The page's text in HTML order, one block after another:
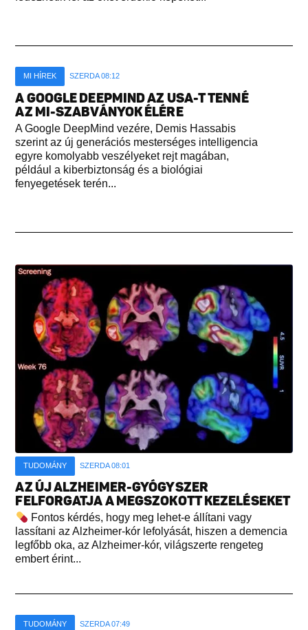
MI HÍREK SZERDA 08:12
A GOOGLE DEEPMIND AZ USA-T TENNÉ
AZ MI-SZABVÁNYOK ÉLÉRE
A Google DeepMind vezére, Demis Hassabis
szerint az új generációs mesterséges intelligencia
egyre komolyabb veszélyeket rejt magában,
például a kiberbiztonság és a biológiai
fenyegetések terén...
TUDOMÁNY SZERDA 08:01
AZ ÚJ ALZHEIMER-GYÓGYSZER
FELFORGATJA A MEGSZOKOTT KEZELÉSEKET
Fontos kérdés, hogy meg lehet-e állítani vagy
lassítani az Alzheimer-kór lefolyását, hiszen a demencia
legfőbb oka, az Alzheimer-kór, világszerte rengeteg
embert érint...
TUDOMÁNY SZERDA 07:49